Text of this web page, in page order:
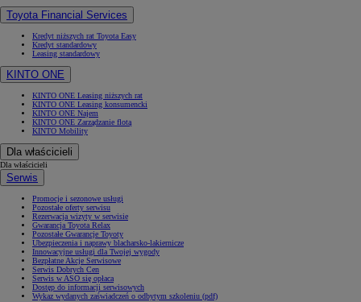
Toyota Financial Services
Kredyt niższych rat Toyota Easy
Kredyt standardowy
Leasing standardowy
KINTO ONE
KINTO ONE Leasing niższych rat
KINTO ONE Leasing konsumencki
KINTO ONE Najem
KINTO ONE Zarządzanie flotą
KINTO Mobility
Dla właścicieli
Dla właścicieli
Serwis
Promocje i sezonowe usługi
Pozostałe oferty serwisu
Rezerwacja wizyty w serwisie
Gwarancja Toyota Relax
Pozostałe Gwarancje Toyoty
Ubezpieczenia i naprawy blacharsko-lakiernicze
Innowacyjne usługi dla Twojej wygody
Bezpłatne Akcje Serwisowe
Serwis Dobrych Cen
Serwis w ASO się opłaca
Dostęp do informacji serwisowych
Wykaz wydanych zaświadczeń o odbytym szkoleniu (pdf)